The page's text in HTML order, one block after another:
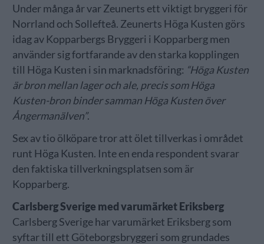
Under många år var Zeunerts ett viktigt bryggeri för
Norrland och Sollefteå. Zeunerts Höga Kusten görs
idag av Kopparbergs Bryggeri i Kopparberg men
använder sig fortfarande av den starka kopplingen
till Höga Kusten i sin marknadsföring: “Höga Kusten
är bron mellan lager och ale, precis som Höga
Kusten-bron binder samman Höga Kusten över
Ångermanälven”.
Sex av tio ölköpare tror att ölet tillverkas i området
runt Höga Kusten. Inte en enda respondent svarar
den faktiska tillverkningsplatsen som är
Kopparberg.
Carlsberg Sverige med varumärket Eriksberg
Carlsberg Sverige har varumärket Eriksberg som
syftar till ett Göteborgsbryggeri som grundades